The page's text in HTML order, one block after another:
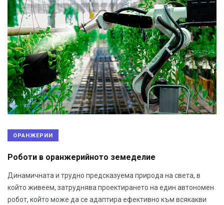
ОРАНЖЕРИИ
Роботи в оранжерийното земеделие
Динамичната и трудно предсказуема природа на света, в
който живеем, затруднява проектирането на един автономен
робот, който може да се адаптира ефективно към всякакви